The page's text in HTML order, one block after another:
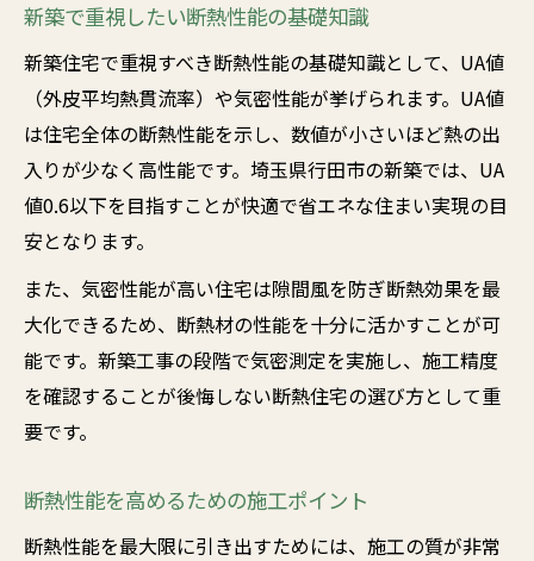
新築で重視したい断熱性能の基礎知識
新築住宅で重視すべき断熱性能の基礎知識として、UA値
（外皮平均熱貫流率）や気密性能が挙げられます。UA値
は住宅全体の断熱性能を示し、数値が小さいほど熱の出
入りが少なく高性能です。埼玉県行田市の新築では、UA
値0.6以下を目指すことが快適で省エネな住まい実現の目
安となります。
また、気密性能が高い住宅は隙間風を防ぎ断熱効果を最
大化できるため、断熱材の性能を十分に活かすことが可
能です。新築工事の段階で気密測定を実施し、施工精度
を確認することが後悔しない断熱住宅の選び方として重
要です。
断熱性能を高めるための施工ポイント
断熱性能を最大限に引き出すためには、施工の質が非常